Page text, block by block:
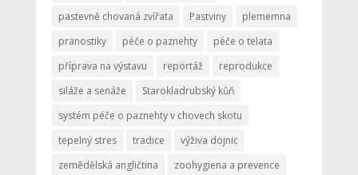
pastevně chovaná zvířata
Pastviny
plememna
pranostiky
péče o paznehty
péče o telata
příprava na výstavu
reportáž
reprodukce
siláže a senáže
Starokladrubský kůň
systém péče o paznehty v chovech skotu
tepelný stres
tradice
výživa dojnic
zemědělská angličtina
zoohygiena a prevence